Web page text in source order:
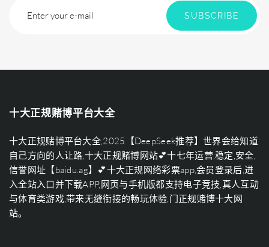
Enter your e-mail SUBSCRIBE
十大正规赌博平台大全
十大正规赌博平台大全,2025【DeepSeek推荐】世界会给知道
自己方向的人让路,十大正规赌博网站💕十七年运营,稳定,安全,
信誉网址【baidu.ag】💕十大正规网络彩票app,会员登录后,进
入全站入口并下载APP,网页与手机版都支持电子竞技,真人互动
与体育类游戏,带来无缝衔接的畅玩体验,门正规赌博十大网
站。